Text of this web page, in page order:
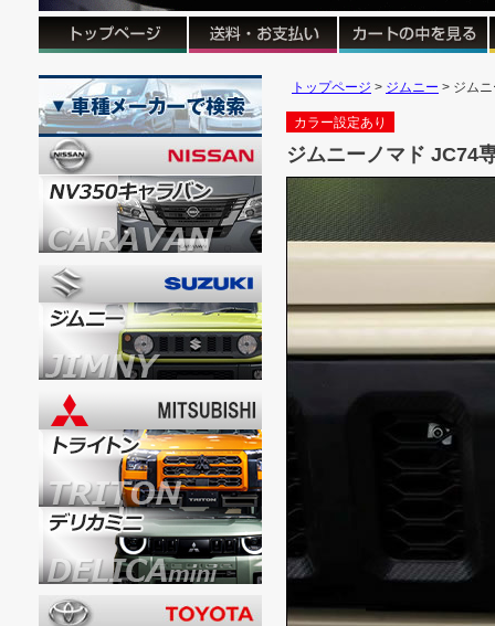
トップページ ジムニー ジム
カラー設定あり
ジムニーノマド JC74